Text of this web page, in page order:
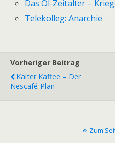
Das Öl-Zeitalter –
Telekolleg: Anarchie
Vorheriger Beitrag
Kalter Kaffee – Der
Nescafé-Plan
Zum